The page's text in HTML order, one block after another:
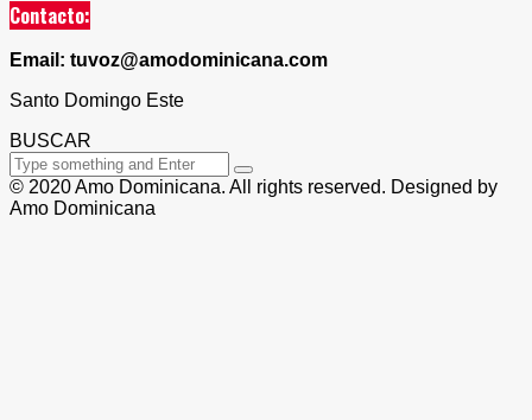
Contacto:
Email: tuvoz@amodominicana.com
Santo Domingo Este
BUSCAR
© 2020 Amo Dominicana. All rights reserved. Designed by
Amo Dominicana